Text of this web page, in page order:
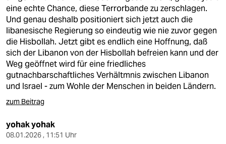
eine echte Chance, diese Terrorbande zu zerschlagen.
Und genau deshalb positioniert sich jetzt auch die
libanesische Regierung so eindeutig wie nie zuvor gegen
die Hisbollah. Jetzt gibt es endlich eine Hoffnung, daß
sich der Libanon von der Hisbollah befreien kann und der
Weg geöffnet wird für eine friedliches
gutnachbarschaftliches Verhältmnis zwischen Libanon
und Israel - zum Wohle der Menschen in beiden Ländern.
zum Beitrag
yohak yohak
08.01.2026 , 11:51 Uhr